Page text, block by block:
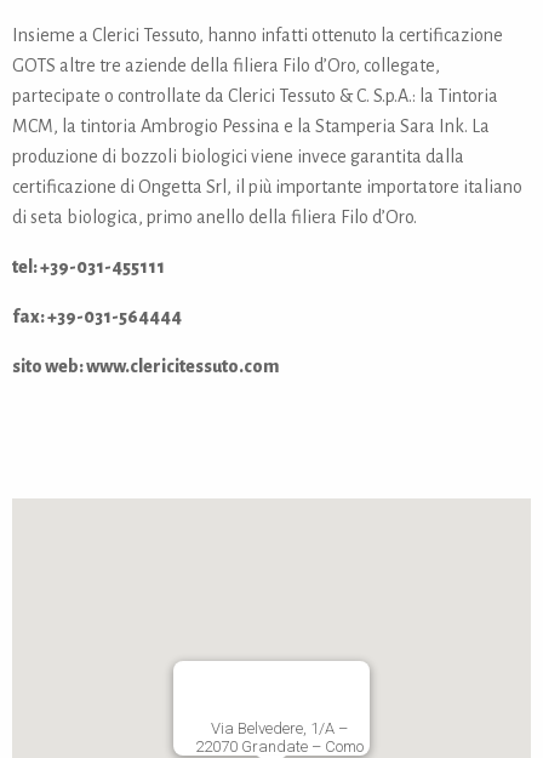
Insieme a Clerici Tessuto, hanno infatti ottenuto la certificazione
GOTS altre tre aziende della filiera Filo d’Oro, collegate,
partecipate o controllate da Clerici Tessuto & C. S.p.A.: la Tintoria
MCM, la tintoria Ambrogio Pessina e la Stamperia Sara Ink. La
produzione di bozzoli biologici viene invece garantita dalla
certificazione di Ongetta Srl, il più importante importatore italiano
di seta biologica, primo anello della filiera Filo d’Oro.
tel: +39-031-455111
fax: +39-031-564444
sito web:www.clericitessuto.com
Via Belvedere, 1/A –
22070 Grandate – Como